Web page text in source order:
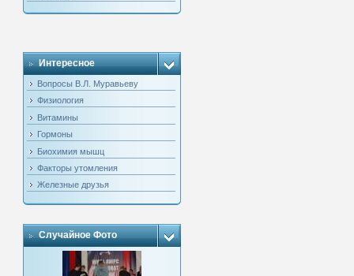
Интересное
Вопросы В.Л. Муравьеву
Физиология
Витамины
Гормоны
Биохимия мышц
Факторы утомления
Железные друзья
Случайное Фото